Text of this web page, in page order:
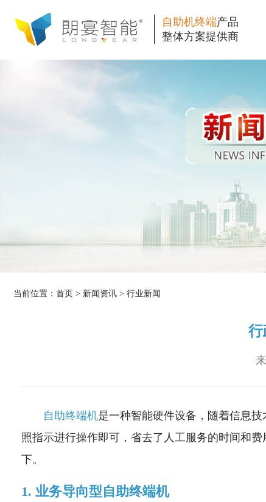
自助机终端产品
整体方案提供商
当前位置： 首页 > 新闻资讯 > 行业新闻
行
自助终端机是一种智能硬件设备，随着信息
照指示进行操作即可，省去了人工服务的时间和
下。
1. 业务导向型自助终端机